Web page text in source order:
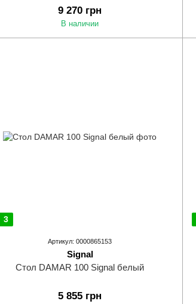
9 270 грн
В наличии
3
Артикул: 0000865153
Signal
Стол DAMAR 100 Signal белый
5 855 грн